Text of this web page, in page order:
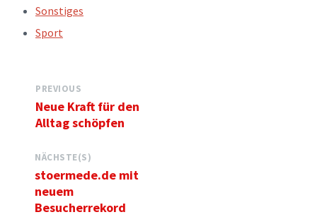
TAGS:Sonstiges
Sport
PREVIOUS
Neue Kraft für den
Alltag schöpfen
NÄCHSTE(S)
stoermede.de mit
neuem
Besucherrekord